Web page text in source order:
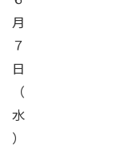
月
７
日
（
水
）